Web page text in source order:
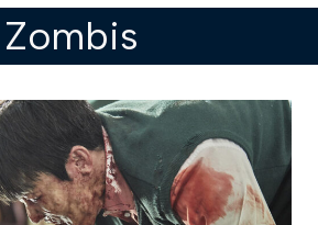
Zombis